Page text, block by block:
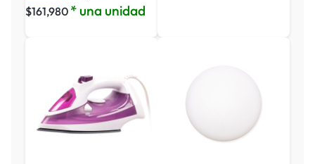
$161,980 * una unidad